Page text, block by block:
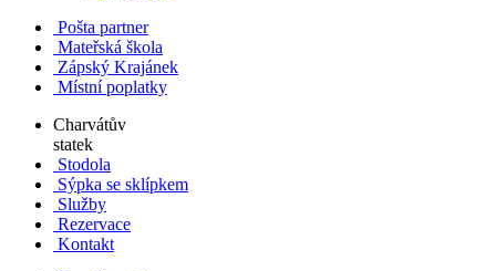
Pošta partner
Mateřská škola
Zápský Krajánek
Místní poplatky
Charvátův
statek
Stodola
Sýpka se sklípkem
Služby
Rezervace
Kontakt